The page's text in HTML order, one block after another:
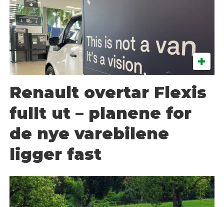
Renault overtar Flexis
fullt ut – planene for
de nye varebilene
ligger fast